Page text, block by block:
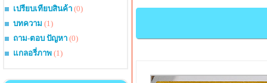
เปรียบเทียบสินค้า (0)
บทความ (1)
ถาม-ตอบ ปัญหา (0)
แกลอรี่ภาพ (1)